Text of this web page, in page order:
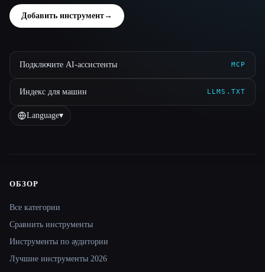
Добавить инструмент→
Подключите AI-ассистенты MCP
Индекс для машин LLMS.TXT
Language▾
Site navigation
ОБЗОР
Все категории
Сравнить инструменты
Инструменты по аудитории
Лучшие инструменты 2026